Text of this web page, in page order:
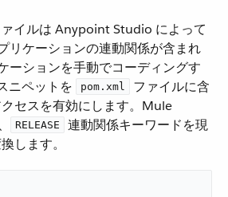
イルは Anypoint Studio によって
リケーションの連動関係が含まれ
ーションを手動でコーディングす
ニペットを
pom.xml
​ ファイルに含
セスを有効にします。Mule
RELEASE
​ 連動関係キーワードを現
します。